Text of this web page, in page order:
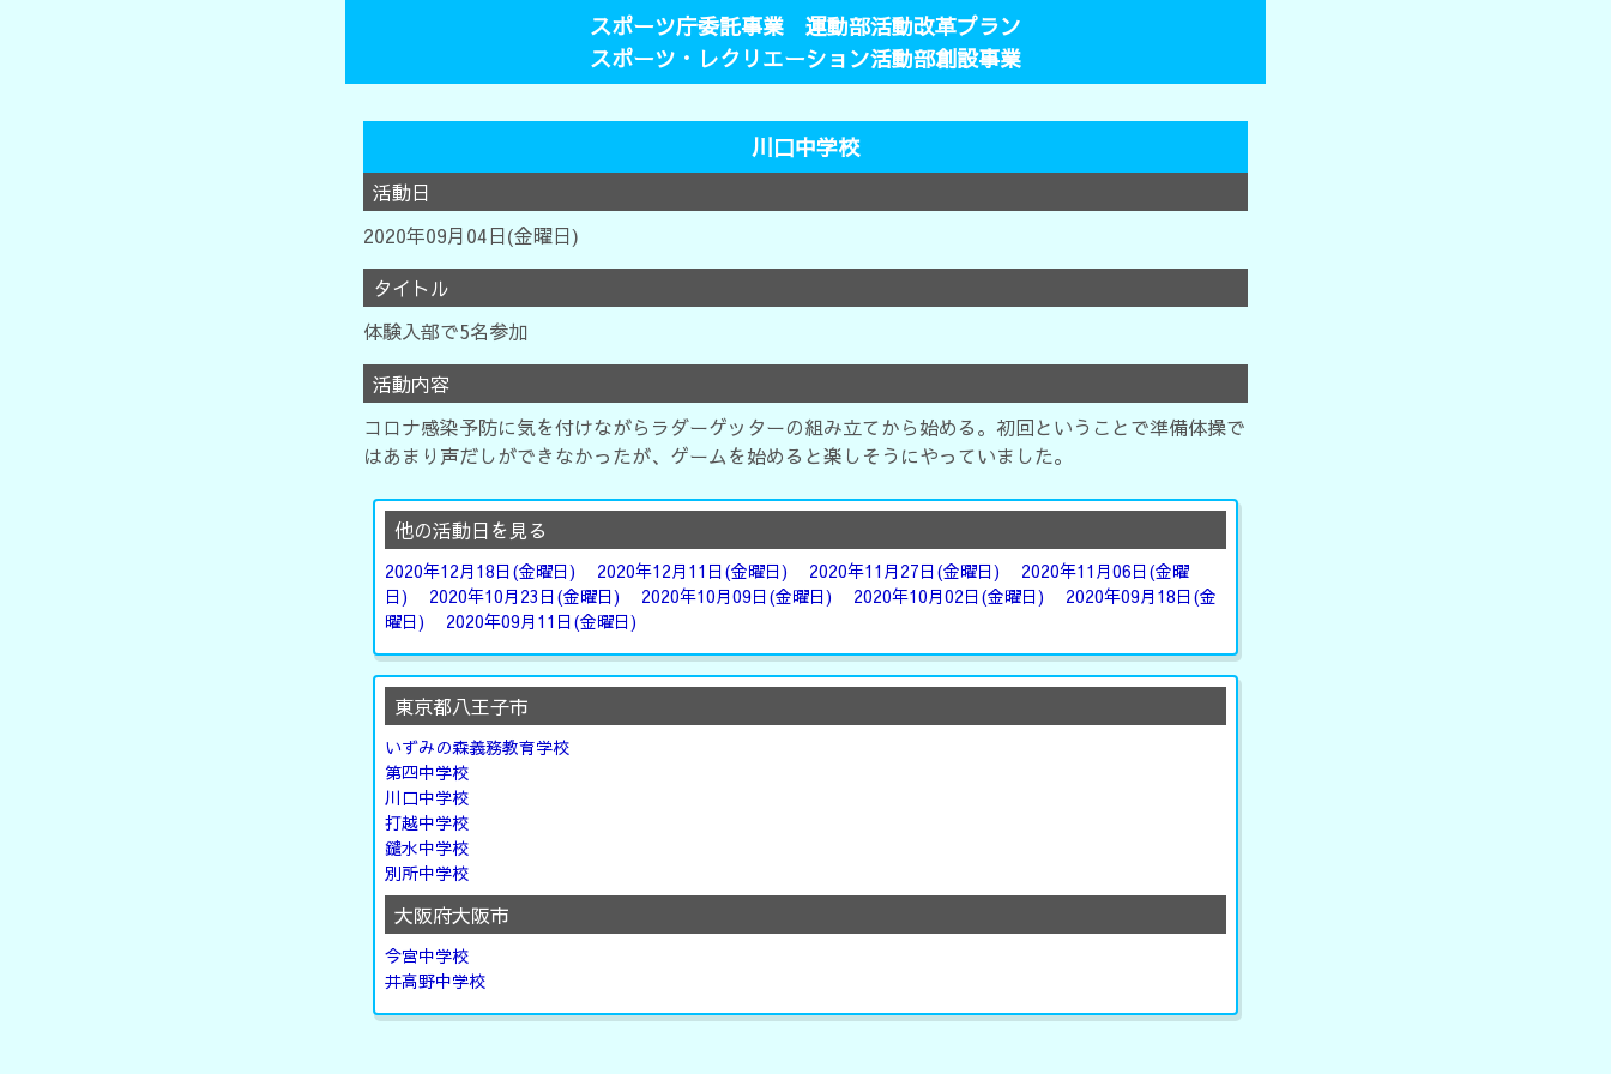
スポーツ庁委託事業 運動部活動改革プラン
スポーツ・レクリエーション活動部創設事業
川口中学校
活動日
2020年09月04日(金曜日)
タイトル
体験入部で5名参加
活動内容
コロナ感染予防に気を付けながらラダーゲッターの組み立てから始める。初回ということで準備体操で
はあまり声だしができなかったが、ゲームを始めると楽しそうにやっていました。
他の活動日を見る
2020年12月18日(金曜日) 2020年12月11日(金曜日) 2020年11月27日(金曜日)
2020年11月06日(金曜
日)
2020年10月23日(金曜日) 2020年10月09日(金曜日) 2020年10月02日(金曜日)
2020年09月18日(金
曜日)
2020年09月11日(金曜日)
東京都八王子市
いずみの森義務教育学校
第四中学校
川口中学校
打越中学校
鑓水中学校
別所中学校
大阪府大阪市
今宮中学校
井高野中学校